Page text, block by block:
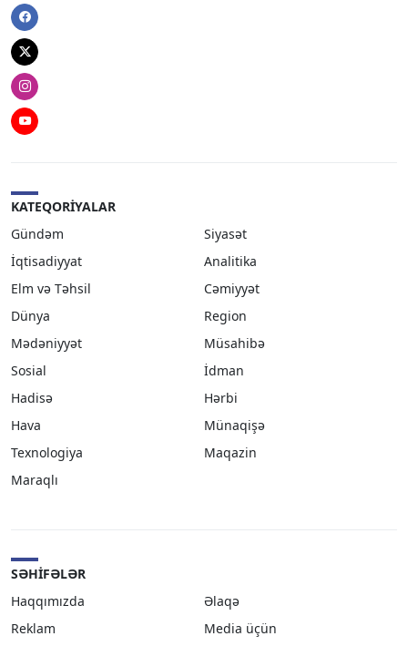
Facebook
Twitter
Instagram
Youtube
KATEQORIYALAR
Gündəm
Siyasət
İqtisadiyyat
Analitika
Elm və Təhsil
Cəmiyyət
Dünya
Region
Mədəniyyət
Müsahibə
Sosial
İdman
Hadisə
Hərbi
Hava
Münaqişə
Texnologiya
Maqazin
Maraqlı
SƏHIFƏLƏR
Haqqımızda
Əlaqə
Reklam
Media üçün